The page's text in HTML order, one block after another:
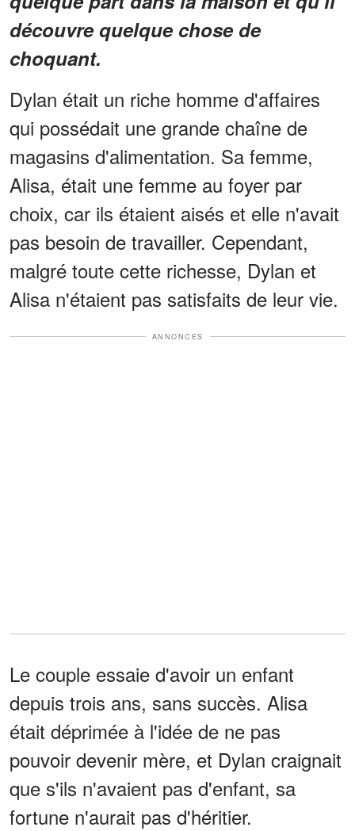
découvre quelque chose de
choquant.
Dylan était un riche homme d'affaires
qui possédait une grande chaîne de
magasins d'alimentation. Sa femme,
Alisa, était une femme au foyer par
choix, car ils étaient aisés et elle n'avait
pas besoin de travailler. Cependant,
malgré toute cette richesse, Dylan et
Alisa n'étaient pas satisfaits de leur vie.
ANNONCES
Le couple essaie d'avoir un enfant
depuis trois ans, sans succès. Alisa
était déprimée à l'idée de ne pas
pouvoir devenir mère, et Dylan craignait
que s'ils n'avaient pas d'enfant, sa
fortune n'aurait pas d'héritier.